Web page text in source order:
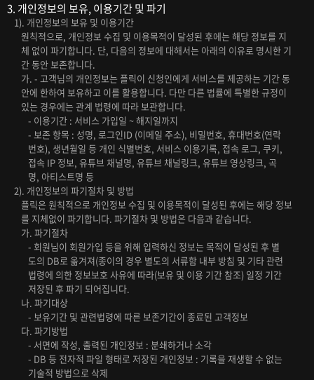
3. 개인정보의 보유, 이용기간 및 파기
1). 개인정보의 보유 및 이용기간
원칙적으로, 개인정보 수집 및 이용목적이 달성된 후에는 해당 정보를 지
체 없이 파기합니다. 단, 다음의 정보에 대해서는 아래의 이유로 명시한 기
간 동안 보존합니다.
가. - 고객님의 개인정보는 플릭이 신청인에게 서비스를 제공하는 기간 동
안에 한하여 보유하고 이를 활용합니다. 다만 다른 법률에 특별한 규정이
있는 경우에는 관계 법령에 따라 보관합니다.
- 이용기간 : 서비스 가입일 ~ 해지일까지
- 보존 항목 : 성명, 로그인ID (이메일 주소), 비밀번호, 휴대번호(연락
번호), 생년월일 등 개인 식별번호, 서비스 이용기록, 접속 로그, 쿠키,
접속 IP 정보, 유튜브 채널명, 유튜브 채널링크, 유튜브 영상링크, 곡
명, 아티스트명 등
2). 개인정보의 파기절차 및 방법
플릭은 원칙적으로 개인정보 수집 및 이용목적이 달성된 후에는 해당 정보
를 지체없이 파기합니다. 파기절차 및 방법은 다음과 같습니다.
가. 파기절차
- 회원님이 회원가입 등을 위해 입력하신 정보는 목적이 달성된 후 별
도의 DB로 옮겨져(종이의 경우 별도의 서류함 내부 방침 및 기타 관련
법령에 의한 정보보호 사유에 따라(보유 및 이용 기간 참조) 일정 기간
저장된 후 파기 되어집니다.
나. 파기대상
- 보유기간 및 관련법령에 따른 보존기간이 종료된 고객정보
다. 파기방법
- 서면에 작성, 출력된 개인정보 : 분쇄하거나 소각
- DB 등 전자적 파일 형태로 저장된 개인정보 : 기록을 재생할 수 없는
기술적 방법으로 삭제